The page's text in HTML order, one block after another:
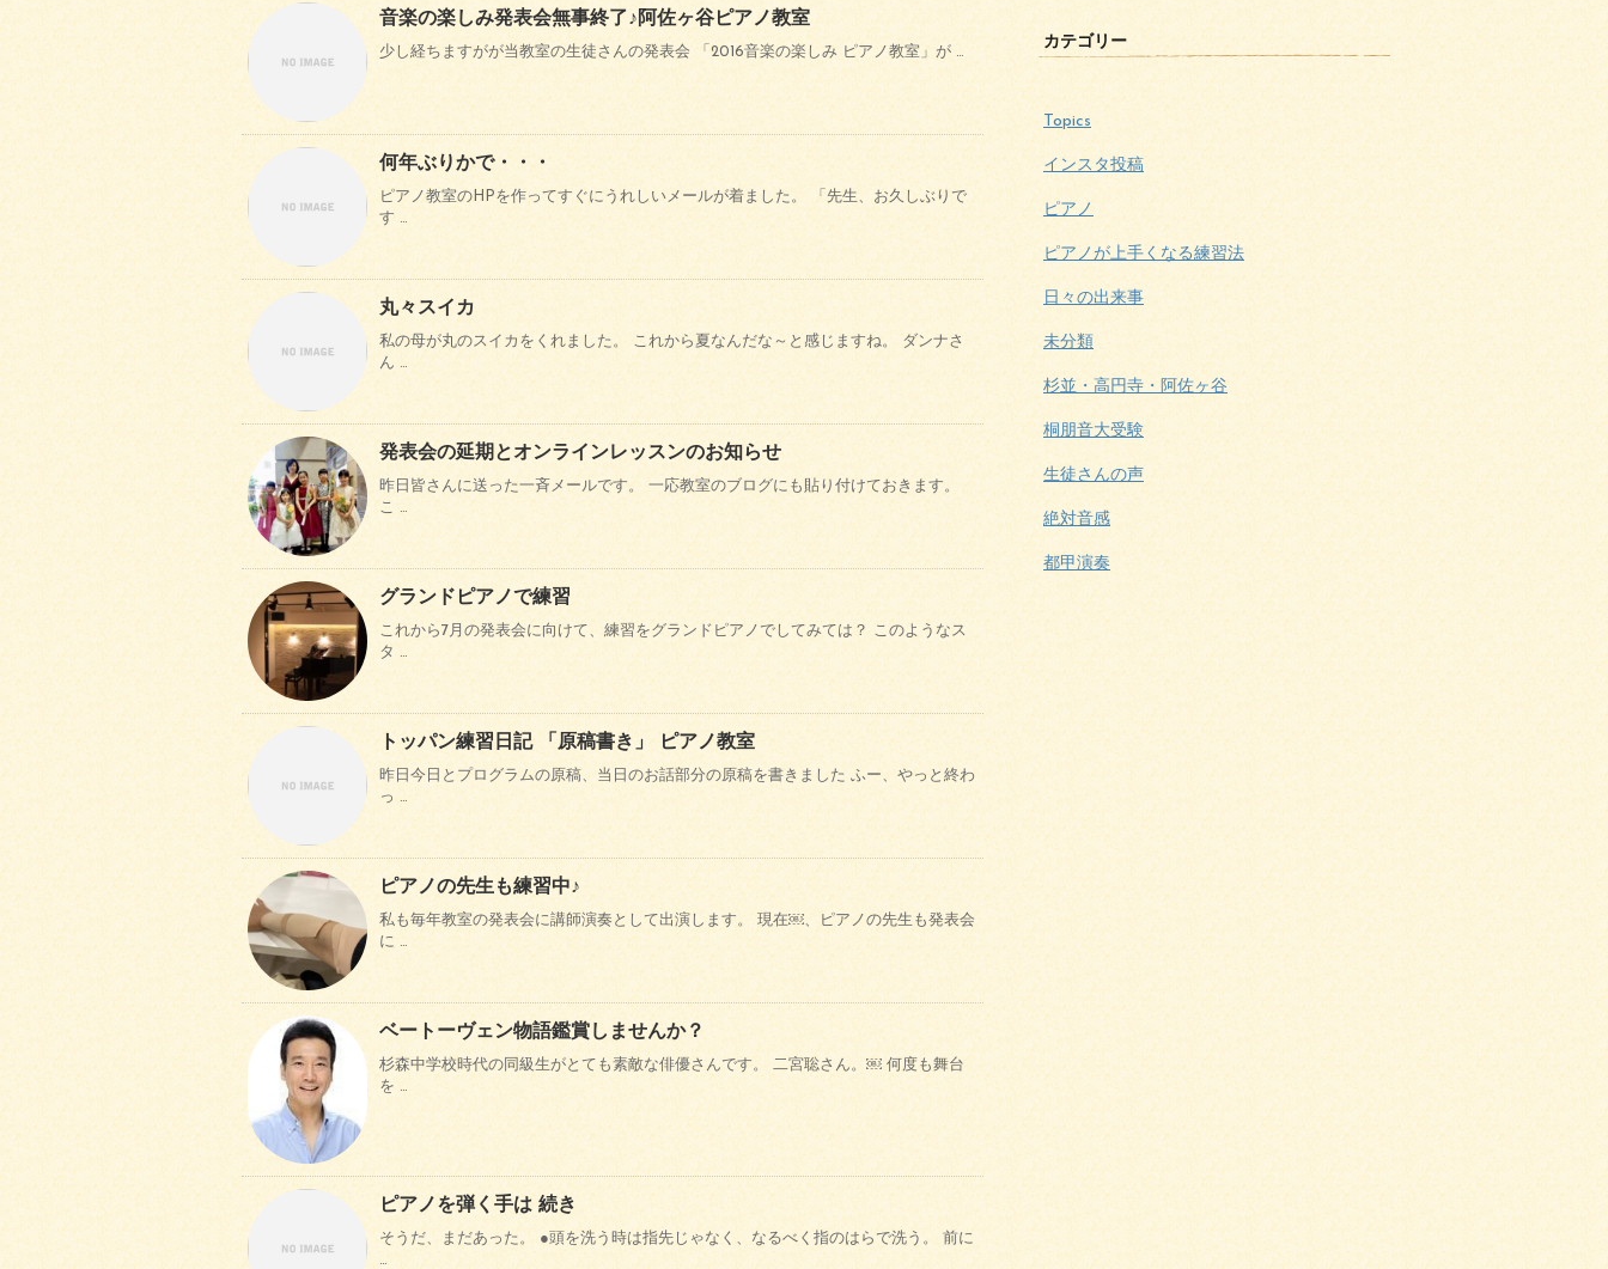
音楽の楽しみ発表会無事終了♪阿佐ヶ谷ピアノ教室
少し経ちますがが当教室の生徒さんの発表会 「2016音楽の楽しみ ピアノ教室」が …
何年ぶりかで・・・
ピアノ教室のHPを作ってすぐにうれしいメールが着ました。 「先生、お久しぶりで
す …
丸々スイカ
私の母が丸のスイカをくれました。 これから夏なんだな～と感じますね。 ダンナさ
ん …
発表会の延期とオンラインレッスンのお知らせ
昨日皆さんに送った一斉メールです。 一応教室のブログにも貼り付けておきます。
こ …
グランドピアノで練習
これから7月の発表会に向けて、練習をグランドピアノでしてみては？ このようなス
タ …
トッパン練習日記 「原稿書き」 ピアノ教室
昨日今日とプログラムの原稿、当日のお話部分の原稿を書きました ふー、やっと終わ
っ …
ピアノの先生も練習中♪
私も毎年教室の発表会に講師演奏として出演します。 現在￼、ピアノの先生も発表会
に …
ベートーヴェン物語鑑賞しませんか？
杉森中学校時代の同級生がとても素敵な俳優さんです。 二宮聡さん。￼ 何度も舞台
を …
ピアノを弾く手は 続き
そうだ、まだあった。 ●頭を洗う時は指先じゃなく、なるべく指のはらで洗う。 前に
…
カテゴリー
Topics
インスタ投稿
ピアノ
ピアノが上手くなる練習法
日々の出来事
未分類
杉並・高円寺・阿佐ヶ谷
桐朋音大受験
生徒さんの声
絶対音感
都甲演奏